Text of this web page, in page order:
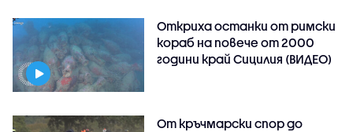
Откриха останки от римски
кораб на повече от 2000
години край Сицилия (ВИДЕО)
От кръчмарски спор до